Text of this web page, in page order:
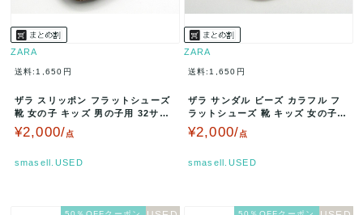
ZARA
送料:1,650円
ザラ スリッポン フラットシューズ
靴 女の子 キッズ 男の子用 32サイ
ズ レンガ ZARA 【中…
¥2,000/点
smasell.USED
ZARA
送料:1,650円
ザラ サンダル ビーズ カラフル フ
ラットシューズ 靴 キッズ 女の子用
30サイズ ベージュピンク…
¥2,000/点
smasell.USED